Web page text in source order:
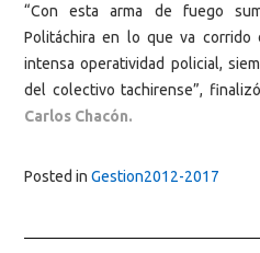
“Con esta arma de fuego
Politáchira en lo que va corrido
intensa operatividad policial,
del colectivo tachirense”,
Carlos Chacón.
Posted in Gestion2012-2017